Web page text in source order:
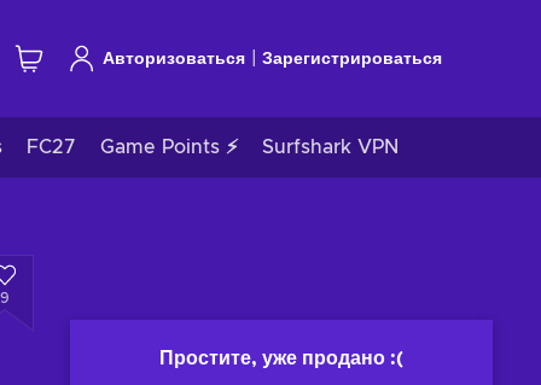
Авторизоваться Зарегистрироваться
FC27 Game Points ⚡ Surfshark VPN
9
Простите, уже продано :(